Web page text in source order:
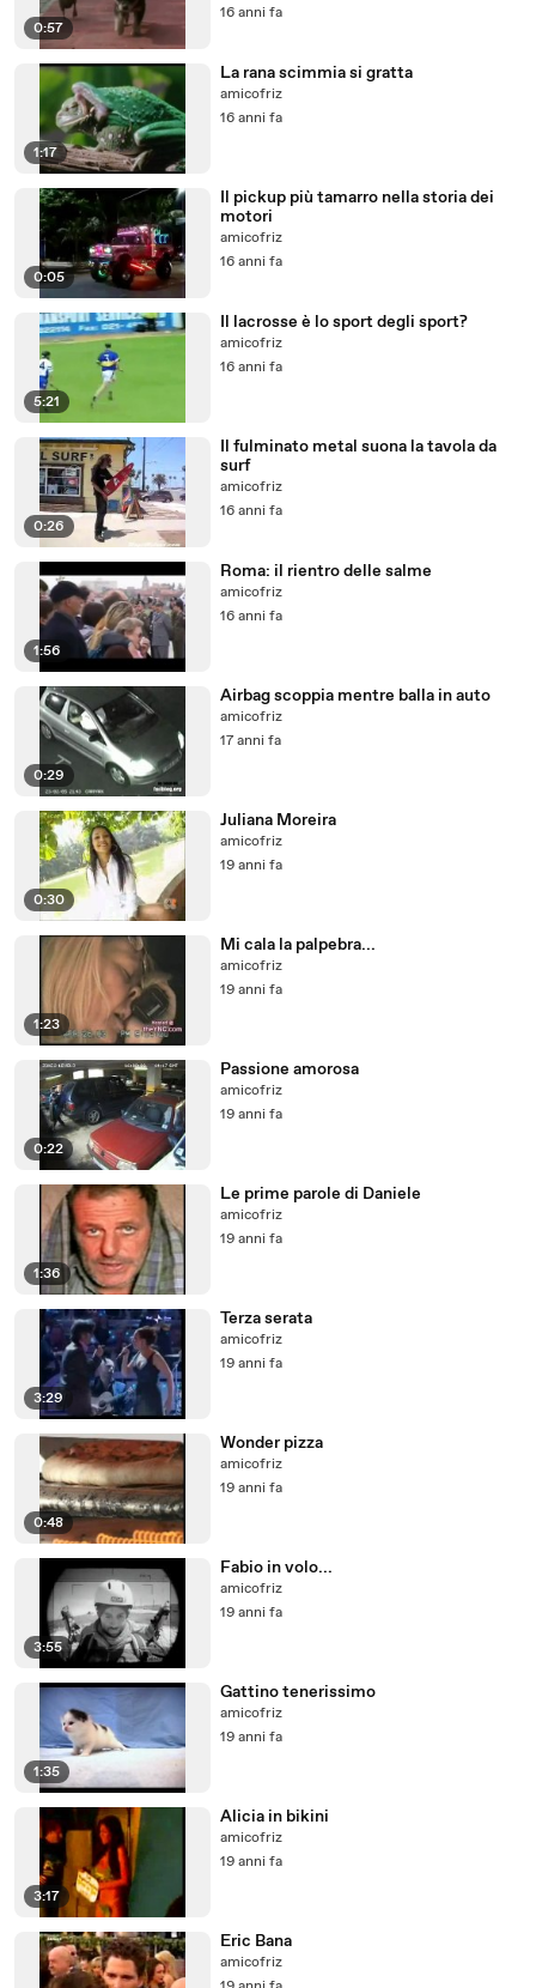
0:57
16 anni fa
1:17
La rana scimmia si gratta
amicofriz
16 anni fa
0:05
Il pickup più tamarro nella storia dei
motori
amicofriz
16 anni fa
5:21
Il lacrosse è lo sport degli sport?
amicofriz
16 anni fa
0:26
Il fulminato metal suona la tavola da
surf
amicofriz
16 anni fa
1:56
Roma: il rientro delle salme
amicofriz
16 anni fa
0:29
Airbag scoppia mentre balla in auto
amicofriz
17 anni fa
0:30
Juliana Moreira
amicofriz
19 anni fa
1:23
Mi cala la palpebra...
amicofriz
19 anni fa
0:22
Passione amorosa
amicofriz
19 anni fa
1:36
Le prime parole di Daniele
amicofriz
19 anni fa
3:29
Terza serata
amicofriz
19 anni fa
0:48
Wonder pizza
amicofriz
19 anni fa
3:55
Fabio in volo...
amicofriz
19 anni fa
1:35
Gattino tenerissimo
amicofriz
19 anni fa
3:17
Alicia in bikini
amicofriz
19 anni fa
Eric Bana
amicofriz